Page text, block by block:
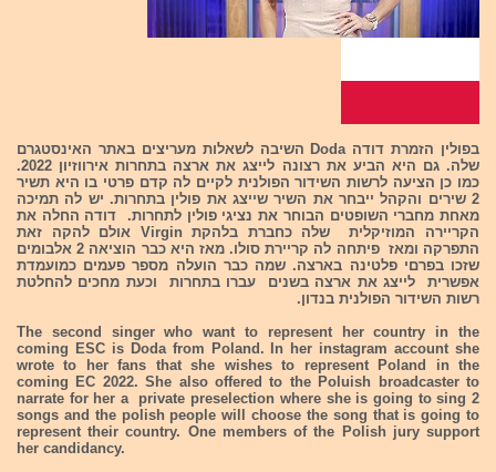
בפולין הזמרת דודה Doda השיבה לשאלות מעריצים באתר האינסטגרם
שלה. גם היא הביע את רצונה לייצג את ארצה בתחרות אירווזיון 2022.
כמו כן הציעה לרשות השידור הפולנית לקיים לה קדם פרטי בו היא תשיר
2 שירים והקהל ייבחר את השיר שייצג את פולין בתחרות. יש לה תמיכה
מאחת מחברי השופטים הבוחר את נציגי פולין לתחרות. דודה החלה את
הקריירה המוזיקלית שלה כחברת בלהקת Virgin אולם להקה זאת
התפרקה ומאז פיתחה לה קריירת סולו. מאז היא כבר הוציאה 2 אלבומים
שזכו בפרםי פלטינה בארצה. שמה כבר הועלה מספר פעמים כמועמדת
אפשרית לייצג את ארצה בשנים עברו בתחרות וכעת מחכים להחלטת
רשות השידור הפולנית בנדון.
The second singer who want to represent her country in the
coming ESC is Doda from Poland. In her instagram account she
wrote to her fans that she wishes to represent Poland in the
coming EC 2022. She also offered to the Poluish broadcaster to
narrate for her a private preselection where she is going to sing 2
songs and the polish people will choose the song that is going to
represent their country. One members of the Polish jury support
her candidancy.